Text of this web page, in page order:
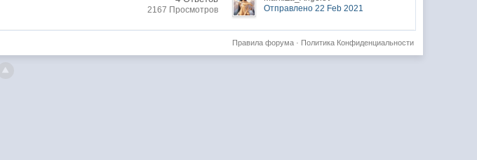
2167 Просмотров
Отправлено 22 Feb 2021
Политика Конфиденциальности
Правила форума·